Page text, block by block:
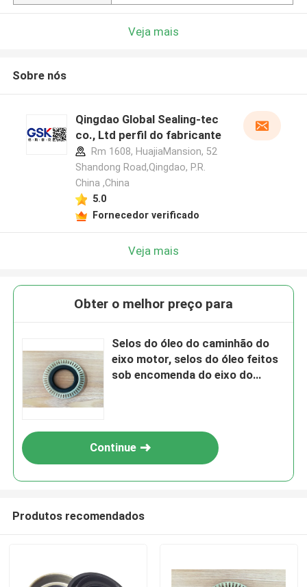
Veja mais
Sobre nós
Qingdao Global Sealing-tec
co., Ltd perfil do fabricante
Rm 1608, HuajiaMansion, 52
Shandong Road,Qingdao, P.R.
China ,China
5.0
Fornecedor verificado
Veja mais
Obter o melhor preço para
Selos do óleo do caminhão do
eixo motor, selos do óleo feitos
sob encomenda do eixo do
Continue
Produtos recomendados